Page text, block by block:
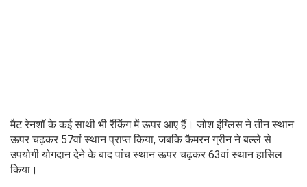
मैट रेनशॉ के कई साथी भी रैंकिंग में ऊपर आए हैं। जोश इंग्लिस ने तीन स्थान
ऊपर चढ़कर 57वां स्थान प्राप्त किया, जबकि कैमरन ग्रीन ने बल्ले से
उपयोगी योगदान देने के बाद पांच स्थान ऊपर चढ़कर 63वां स्थान हासिल
किया।